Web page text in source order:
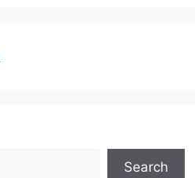
Search